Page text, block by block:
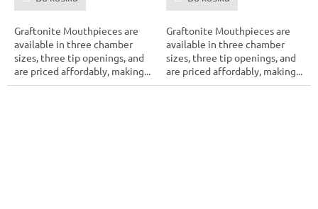
Graftonite Mouthpieces are
available in three chamber
sizes, three tip openings, and
are priced affordably, making...
Graftonite Mouthpieces are
available in three chamber
sizes, three tip openings, and
are priced affordably, making...